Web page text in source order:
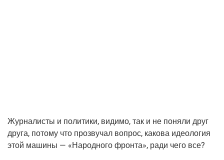
Жур­на­ли­сты и поли­ти­ки, види­мо, так и не поня­ли друг
дру­га, пото­му что про­зву­чал вопрос, како­ва идео­ло­гия
этой маши­ны — «Народ­но­го фрон­та», ради чего все?